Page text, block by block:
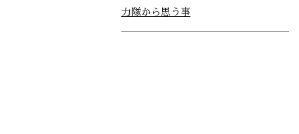
力隊から思う事